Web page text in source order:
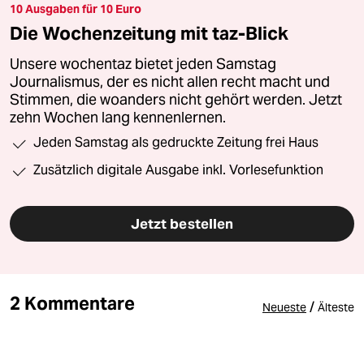
10 Ausgaben für 10 Euro
Die Wochenzeitung mit taz-Blick
Unsere wochentaz bietet jeden Samstag
Journalismus, der es nicht allen recht macht und
Stimmen, die woanders nicht gehört werden. Jetzt
zehn Wochen lang kennenlernen.
Jeden Samstag als gedruckte Zeitung frei Haus
Zusätzlich digitale Ausgabe inkl. Vorlesefunktion
Jetzt bestellen
2 Kommentare Neueste / Älteste